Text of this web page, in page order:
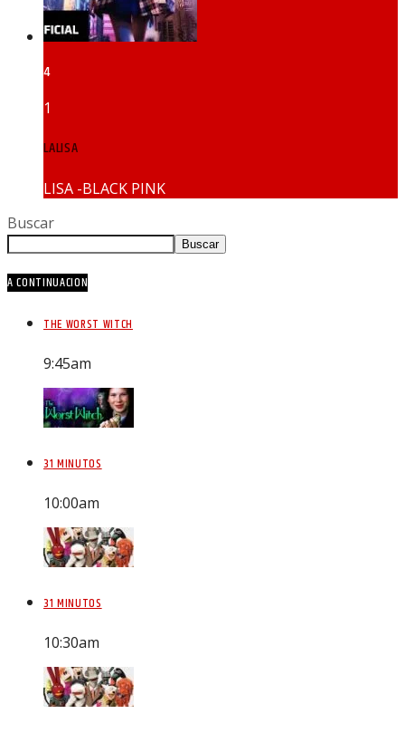
4
1
LALISA
LISA -BLACK PINK
Buscar
Buscar
A CONTINUACION
THE WORST WITCH
9:45am
31 MINUTOS
10:00am
31 MINUTOS
10:30am